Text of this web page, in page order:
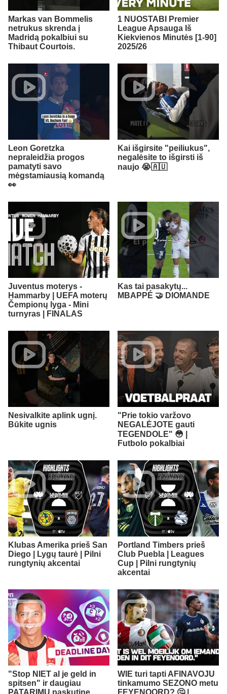
Markas van Bommelis
netrukus skrenda į
Madridą pokalbiui su
Thibaut Courtois.
1 NUOSTABI Premier
League Apsauga Iš
Kiekvienos Minutės [1-90]
2025/26
Leon Goretzka
nepraleidžia progos
pamatyti savo
mėgstamiausią komandą
👀
Kai išgirsite "peiliukus",
negalėsite to išgirsti iš
naujo 😭🇦🇺​
Juventus moterys -
Hammarby | UEFA moterų
Čempionų lyga - Mini
turnyras | FINALAS
Kas tai pasakytų...
MBAPPÉ 🤝 DIOMANDE
Nesivalkite aplink ugnį.
Būkite ugnis
"Prie tokio varžovo
NEGALĖJOTE gauti
TEGENDOLE" 😳 |
Futbolo pokalbiai
Klubas Amerika prieš San
Diego | Lygų taurė | Pilni
rungtynių akcentai
Portland Timbers prieš
Club Puebla | Leagues
Cup | Pilni rungtynių
akcentai
"Stop NIET al je geld in
spitsen" ir daugiau
PATARIMŲ paskutinę
WIE turi tapti AFINAVOJU
tinkamumo SEZONO metu
FEYENOORD? 🤔 |